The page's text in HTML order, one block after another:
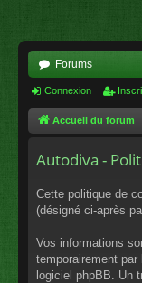
Forums
Connexion
Accueil du forum
Autodiva -
Cette politique de
(désigné ci-après
Vos informations
temporairement
logiciel phpBB. Un